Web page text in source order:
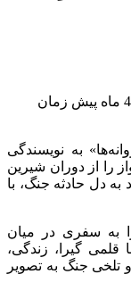
4 ماه پیش
زمان
به نویسندگی
را از دوران شیرین
به دل حادثه جنگ، با
به سفری در میان
قلمی گیرا، زندگی،
تلخی جنگ به تصویر